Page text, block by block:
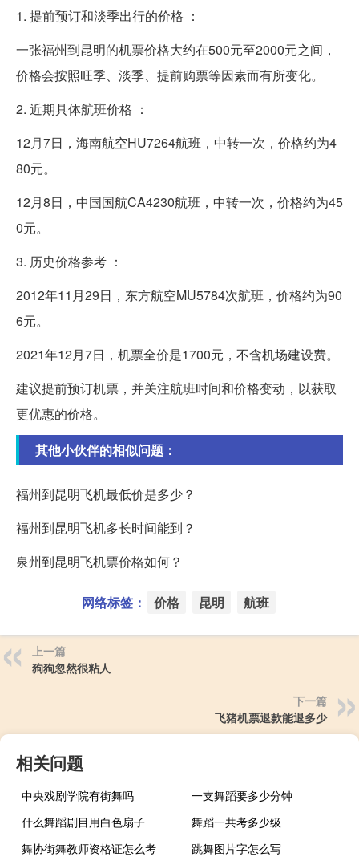
1. 提前预订和淡季出行的价格 ：
一张福州到昆明的机票价格大约在500元至2000元之间，
价格会按照旺季、淡季、提前购票等因素而有所变化。
2. 近期具体航班价格 ：
12月7日，海南航空HU7264航班，中转一次，价格约为4
80元。
12月8日，中国国航CA4230航班，中转一次，价格约为45
0元。
3. 历史价格参考 ：
2012年11月29日，东方航空MU5784次航班，价格约为90
6元。
2021年12月7日，机票全价是1700元，不含机场建设费。
建议提前预订机票，并关注航班时间和价格变动，以获取
更优惠的价格。
其他小伙伴的相似问题：
福州到昆明飞机最低价是多少？
福州到昆明飞机多长时间能到？
泉州到昆明飞机票价格如何？
网络标签： 价格 昆明 航班
上一篇
狗狗忽然很粘人
下一篇
飞猪机票退款能退多少
相关问题
中央戏剧学院有街舞吗
一支舞蹈要多少分钟
什么舞蹈剧目用白色扇子
舞蹈一共考多少级
舞协街舞教师资格证怎么考
跳舞图片字怎么写